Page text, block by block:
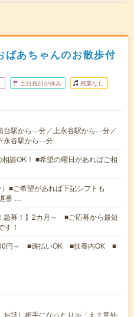
ばあちゃんのお散歩付
土日祝日が休み 残業なし
駅から---分／上永谷駅から---分／
永谷駅から---分
談OK！ ■希望の曜日があればご相
■ご希望があれば下記シフトも
番 …
急募！】2カ月～ ■ご応募から最短
す！
円～ ■週払いOK ■扶養内OK ■
話し相手になったり≫「え？意外